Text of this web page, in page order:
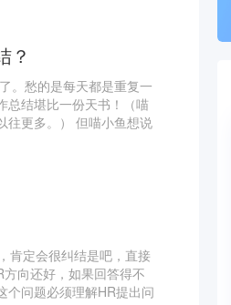
？
。愁的是每天都是重复一
总结堪比一份天书！（喵
往更多。） 但喵小鱼想说
肯定会很纠结是吧，直接
向还好，如果回答得不
个问题必须理解HR提出问